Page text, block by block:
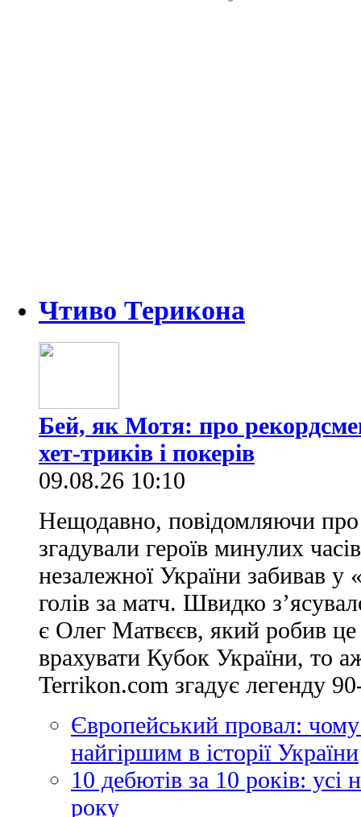
Чтиво Терикона
Бей, як Мотя: про
хет-триків і покерів
09.08.26 10:10
Нещодавно, повідомляючи про
згадували героїв минулих
незалежної України забивав
голів за матч. Швидко
є Олег Матвєєв, який робив
врахувати Кубок України, то
Terrikon.com згадує легенду
Європейський провал:
найгіршим в історії України
10 дебютів за 10 років:
року